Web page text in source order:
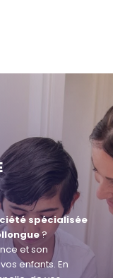
spécialisée
?
et son
enfants. En